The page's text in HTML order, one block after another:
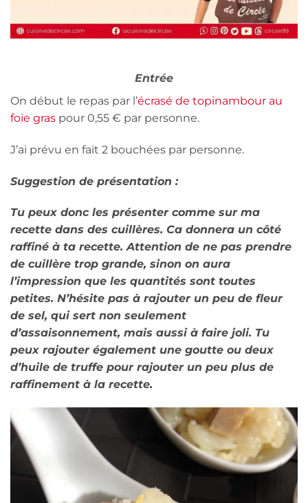
Entrée
On début le repas par l’écrasé de topinambour au
foie gras pour 0,55 € par personne.
J’ai prévu en fait 2 bouchées par personne.
Suggestion de présentation :
Tu peux donc les présenter comme sur ma
recette dans des cuillères. Ca donnera un côté
raffiné à ta recette. Attention de ne pas prendre
de cuillère trop grande, sinon on aura
l’impression que les quantités sont toutes
petites. N’hésite pas à rajouter un peu de fleur
de sel, qui sert non seulement
d’assaisonnement, mais aussi à faire joli. Tu
peux rajouter également une goutte ou deux
d’huile de truffe pour rajouter un peu plus de
raffinement à la recette.